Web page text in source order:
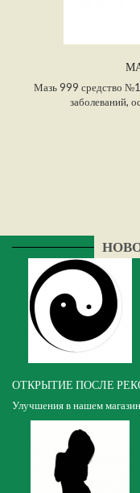
Мазь 999 средство №1
заболеваний,
ОТКРЫТИЕ ПОСЛЕ
Улучшения в нашем